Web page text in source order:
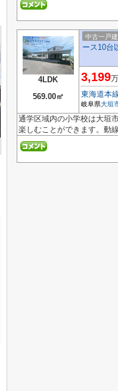
4LDK
569.00㎡
中古一戸建
ース10台
3,199
東海道本
岐阜県大垣
通学区域内の小学校は大垣
楽しむことができます。動